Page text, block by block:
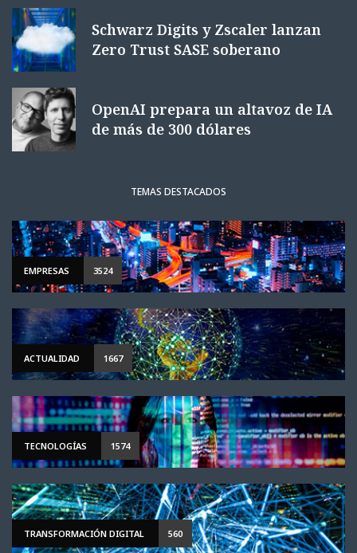
Schwarz Digits y Zscaler lanzan
Zero Trust SASE soberano
OpenAI prepara un altavoz de IA
de más de 300 dólares
TEMAS DESTACADOS
EMPRESAS 3524
ACTUALIDAD 1667
TECNOLOGÍAS 1574
TRANSFORMACIÓN DIGITAL 560